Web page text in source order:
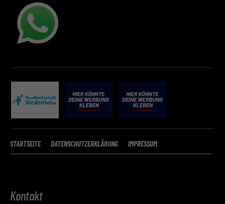
STARTSEITE DATENSCHUTZERKLÄRUNG IMPRESSUM
Kontakt